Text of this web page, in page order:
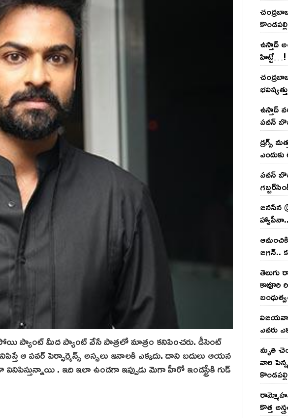
ప్యాంట్ మీద ప్యాంట్ వేసే పాత్రలో మాత్రం కనిపించరు. డీసెంట్
ఆ పవర్ పెర్ఫార్మెన్స్ అస్సలు జనాలకి ఎక్కదు. దాని బదులు ఆయన
. ఇది ఇలా ఉండగా ఇప్పుడు మెగా హీరో ఇండస్ట్రీకి గుడ్
ఉస్తాద్
హిట్టే…!
ఉస్తాద్
ప‌వ‌న్
డ్రగ్స్
ప‌వ‌న్
జనసేన
జ‌గ‌న్‌..
కావూరి
ఎవ‌రు
మృతి
వారి
కొత్త